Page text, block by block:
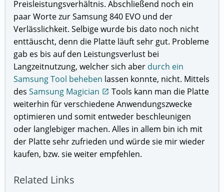
Preisleistungsverhältnis. Abschließend noch ein
paar Worte zur Samsung 840 EVO und der
Verlässlichkeit. Selbige wurde bis dato noch nicht
enttäuscht, denn die Platte läuft sehr gut. Probleme
gab es bis auf den Leistungsverlust bei
Langzeitnutzung, welcher sich aber durch ein
Samsung Tool beheben lassen konnte, nicht. Mittels
desSamsung Magician open_in_new Tools kann man die Platte
weiterhin für verschiedene Anwendungszwecke
optimieren und somit entweder beschleunigen
oder langlebiger machen. Alles in allem bin ich mit
der Platte sehr zufrieden und würde sie mir wieder
kaufen, bzw. sie weiter empfehlen.
Related Links